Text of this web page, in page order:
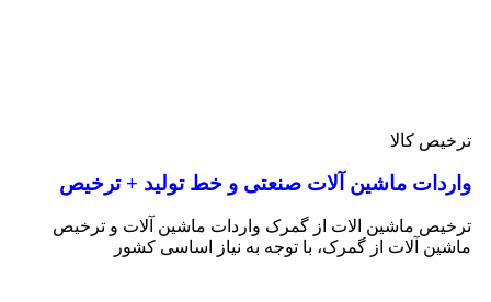
ترخیص کالا
واردات ماشین آلات صنعتی و خط تولید + ترخیص
ترخیص ماشین الات از گمرک واردات ماشین آلات و ترخیص
ماشین آلات از گمرک، با توجه به نیاز اساسی کشور